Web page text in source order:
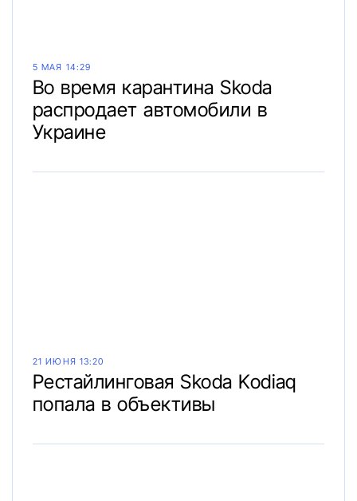
5 МАЯ 14:29
Во время карантина Skoda
распродает автомобили в
Украине
21 ИЮНЯ 13:20
Рестайлинговая Skoda Kodiaq
попала в объективы